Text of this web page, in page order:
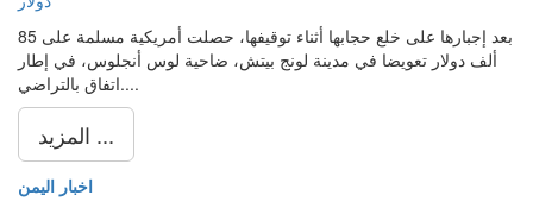
بعد إجبارها على خلع حجابها أثناء توقيفها، حصلت أمريكية مسلمة على 85
ألف دولار تعويضا في مدينة لونج بيتش، ضاحية لوس أنجلوس، في إطار
اتفاق بالتراضي....
المزيد ...
اخبار اليمن